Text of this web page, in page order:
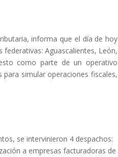
informa que el día de hoy
Aguascalientes, León,
como parte de un operativo
simular operaciones fiscales,
se intervinieron 4 despachos:
a empresas facturadoras de